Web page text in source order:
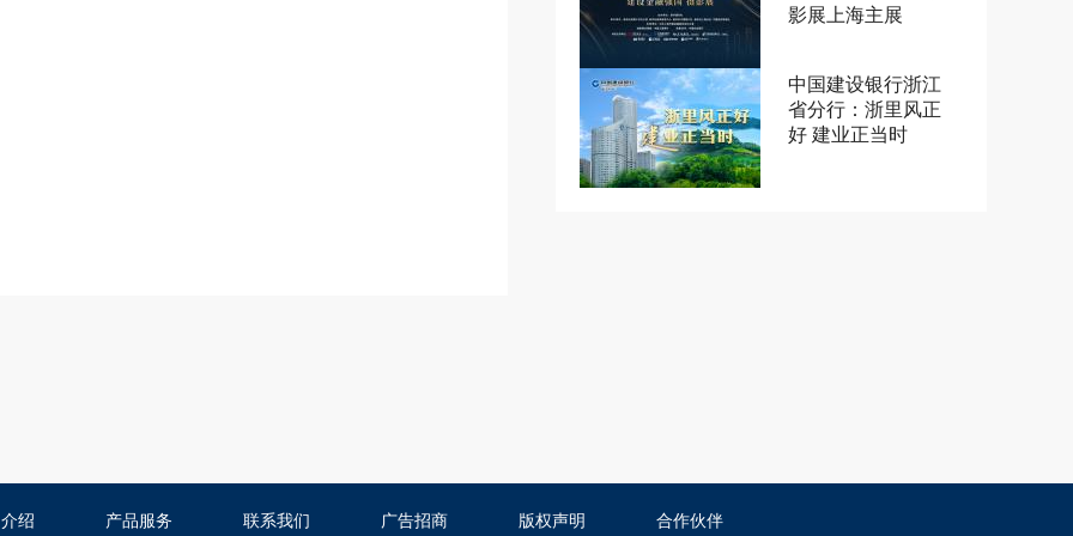
影展上海主展
中国建设银行浙江
省分行：浙里风正
好 建业正当时
绍 产品服务 联系我们 广告招商 版权声明 合作伙伴